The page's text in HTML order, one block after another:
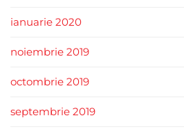
ianuarie 2020
noiembrie 2019
octombrie 2019
septembrie 2019